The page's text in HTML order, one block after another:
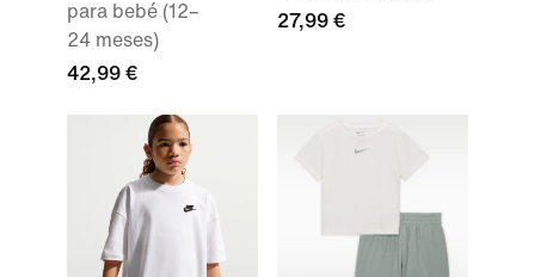
para bebé (12–
24 meses)
42,99 €
27,99 €